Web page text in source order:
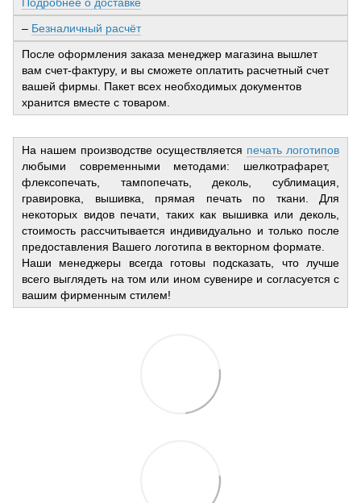
– Безналичный расчёт
После оформления заказа менеджер магазина вышлет
вам счет-фактуру, и вы сможете оплатить расчетный счет
вашей фирмы. Пакет всех необходимых документов
хранится вместе с товаром.
На нашем производстве осуществляется печать логотипов
любыми современными методами: шелкотрафарет,
флексопечать, тампопечать, деколь, сублимация,
гравировка, вышивка, прямая печать по ткани. Для
некоторых видов печати, таких как вышивка или деколь,
стоимость рассчитывается индивидуально и только после
предоставления Вашего логотипа в векторном формате.
Наши менеджеры всегда готовы подсказать, что лучше
всего выглядеть на том или ином сувенире и согласуется с
вашим фирменным стилем!